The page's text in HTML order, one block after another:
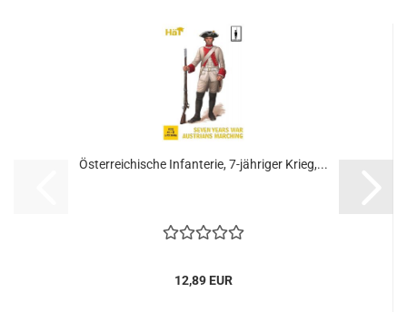
Österreichische Infanterie, 7-jähriger Krieg,...
12,89 EUR